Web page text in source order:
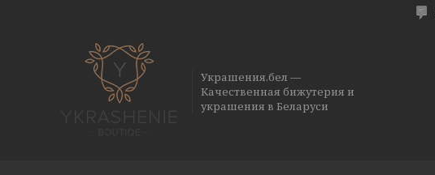
Украшения.бел —
Качественная бижутерия и
украшения в Беларуси